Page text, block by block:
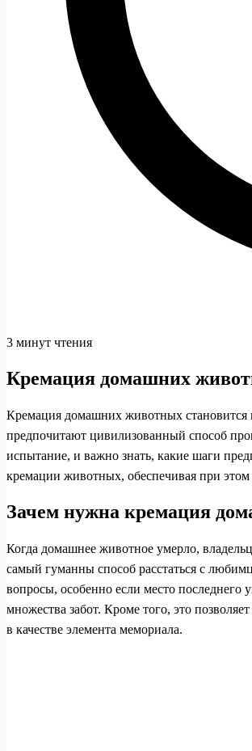
3 минут чтения
Кремация домашних
Кремация домашних животных становится
предпочитают цивилизованный способ
испытание, и важно знать, какие шаги
кремации животных, обеспечивая при
Зачем нужна кремация
Когда домашнее животное умерло,
самый гуманны способ расстаться с
вопросы, особенно если место последнего
множества забот. Кроме того, это
в качестве элемента мемориала.